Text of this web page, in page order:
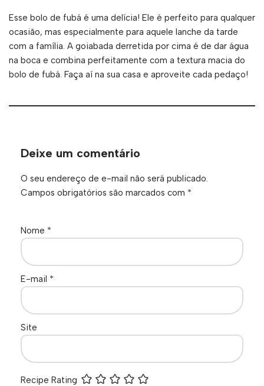
Esse bolo de fubá é uma delícia! Ele é perfeito para qualquer
ocasião, mas especialmente para aquele lanche da tarde
com a família. A goiabada derretida por cima é de dar água
na boca e combina perfeitamente com a textura macia do
bolo de fubá. Faça aí na sua casa e aproveite cada pedaço!
Deixe um comentário
O seu endereço de e-mail não será publicado.
Campos obrigatórios são marcados com *
Nome *
E-mail *
Site
Recipe Rating